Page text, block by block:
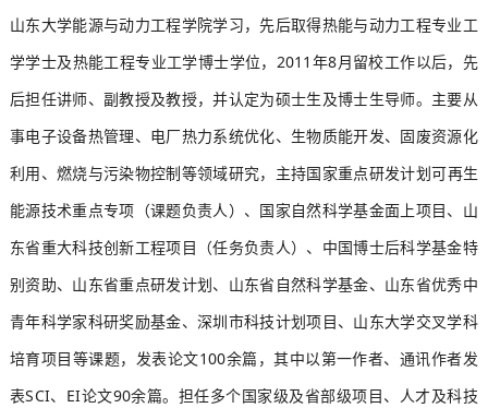
山东大学能源与动力工程学院学习，先后取得热能与动力工程专业工
学学士及热能工程专业工学博士学位，2011年8月留校工作以后，先
后担任讲师、副教授及教授，并认定为硕士生及博士生导师。 主要从
事电子设备热管理、电厂热力系统优化、生物质能开发、固废资源化
利用、 燃烧与污染物控制等领域研究，主持国家重点研发计划可再生
能源技术重点专项（课题负责人）、国家自然科学基金面上项目、山
东省重大科技创新工程项目（任务负责人）、中国博士后科学基金特
别资助、山东省重点研发计划、山东省自然科学基金、山东省优秀中
青年科学家科研奖励基金、深圳市科技计划项目、山东大学交叉学科
培育项目等课题，发表论文100余篇，其中以第一作者、通讯作者发
表SCI、EI论文90余篇。 担任多个国家级及省部级项目、人才及科技